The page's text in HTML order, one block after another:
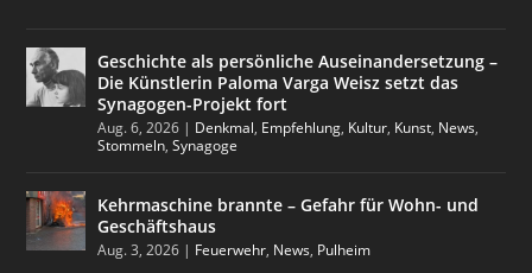
Geschichte als persönliche Auseinandersetzung –
Die Künstlerin Paloma Varga Weisz setzt das
Synagogen-Projekt fort
Aug. 6, 2026 | Denkmal, Empfehlung, Kultur, Kunst, News,
Stommeln,Synagoge
Kehrmaschine brannte – Gefahr für Wohn- und
Geschäftshaus
Aug. 3, 2026 | Feuerwehr, News, Pulheim